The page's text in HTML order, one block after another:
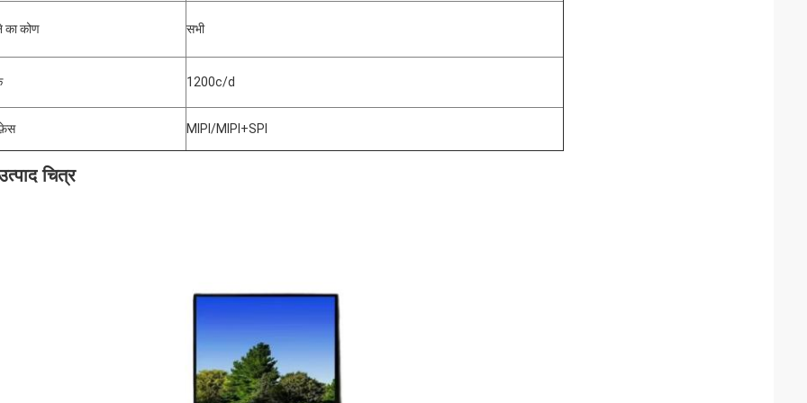
का कोण सभी
1200c/d
MIPI/MIPI+SPI
चित्र